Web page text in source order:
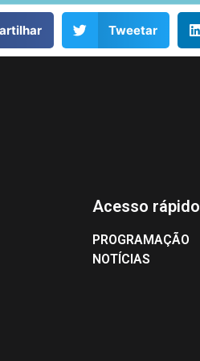
Tweetar
Acesso rápido
PROGRAMAÇÃO
NOTÍCIAS